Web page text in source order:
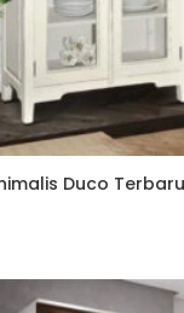
Duco Terbaru